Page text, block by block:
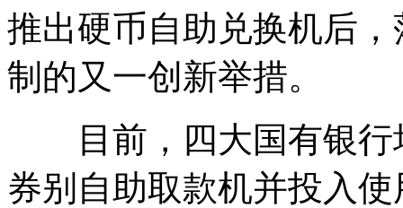
推出硬币自助兑换机后
制的又一创新举措。
目前，四大国有银行
券别自助取款机并投入